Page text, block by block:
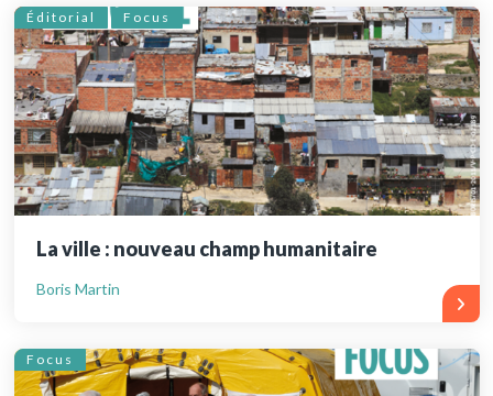
Éditorial Focus
La ville : nouveau champ humanitaire
Boris Martin
Focus